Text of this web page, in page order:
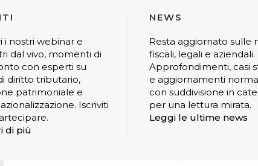
i nostri webinar e
dal vivo, momenti di
con esperti su
diritto tributario,
patrimoniale e
Iscriviti
di più
NEWS
Resta aggiornato sulle
fiscali, legali e aziendali.
Approfondimenti, casi
e aggiornamenti
con suddivisione in
per una lettura mirata.
Leggi le ultime news